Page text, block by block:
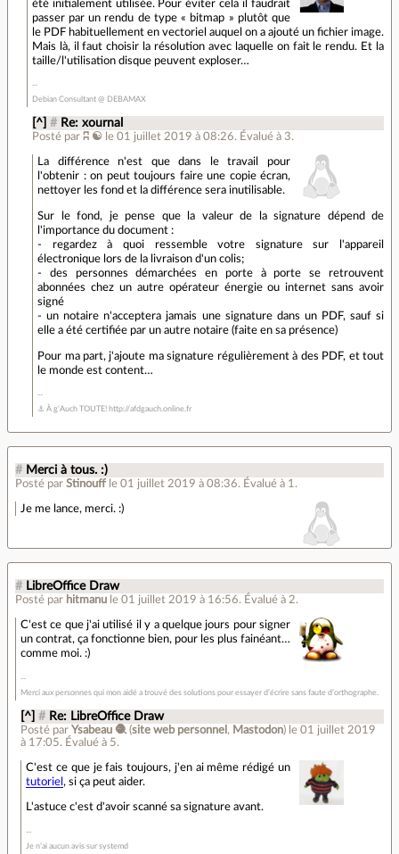
été initialement utilisée. Pour éviter cela il faudrait
passer par un rendu de type « bitmap » plutôt que
le PDF habituellement en vectoriel auquel on a ajouté un fichier image.
Mais là, il faut choisir la résolution avec laquelle on fait le rendu. Et la
taille/l'utilisation disque peuvent exploser…
Debian Consultant @ DEBAMAX
[^] # Re: xournal
Posté parʭ ☯ le 01 juillet 2019 à 08:26. Évalué à 3.
La différence n'est que dans le travail pour
l'obtenir : on peut toujours faire une copie écran,
nettoyer les fond et la différence sera inutilisable.
Sur le fond, je pense que la valeur de la signature dépend de
l'importance du document :
- regardez à quoi ressemble votre signature sur l'appareil
électronique lors de la livraison d'un colis;
- des personnes démarchées en porte à porte se retrouvent
abonnées chez un autre opérateur énergie ou internet sans avoir
signé
- un notaire n'acceptera jamais une signature dans un PDF, sauf si
elle a été certifiée par un autre notaire (faite en sa présence)
Pour ma part, j'ajoute ma signature régulièrement à des PDF, et tout
le monde est content…
⚓ À g'Auch TOUTE! http://afdgauch.online.fr
# Merci à tous. :)
Posté par Stinouff le 01 juillet 2019 à 08:36. Évalué à 1 .
Je me lance, merci. :)
# LibreOffice Draw
Posté par hitmanu le 01 juillet 2019 à 16:56. Évalué à 2.
C'est ce que j'ai utilisé il y a quelque jours pour signer
un contrat, ça fonctionne bien, pour les plus fainéant…
comme moi. :)
Merci aux personnes qui mon aidé a trouvé des solutions pour essayer d’écrire sans faute d’orthographe.
[^] # Re: LibreOffice Draw
Posté parYsabeau 🧶 (site web personnel , Mastodon) le 01 juillet 2019
à 17:05. Évalué à 5.
C'est ce que je fais toujours, j'en ai même rédigé un
tutoriel , si ça peut aider.
L'astuce c'est d'avoir scanné sa signature avant.
Je n’ai aucun avis sur systemd